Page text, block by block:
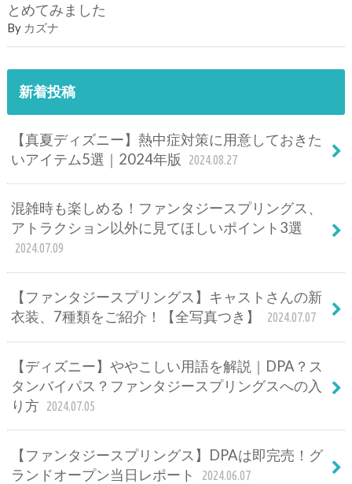
とめてみました
By カズナ
新着投稿
【真夏ディズニー】熱中症対策に用意しておきた
いアイテム5選｜2024年版
2024.08.27
混雑時も楽しめる！ファンタジースプリングス、
アトラクション以外に見てほしいポイント3選
2024.07.09
【ファンタジースプリングス】キャストさんの新
衣装、7種類をご紹介！【全写真つき】
2024.07.07
【ディズニー】ややこしい用語を解説｜DPA？ス
タンバイパス？ファンタジースプリングスへの入
り方 2024.07.05
【ファンタジースプリングス】DPAは即完売！グ
ランドオープン当日レポート
2024.06.07